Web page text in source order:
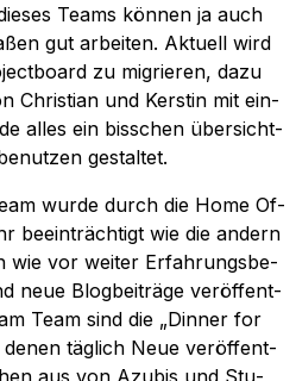
Teams kön­nen ja auch
gut ar­bei­ten. Ak­tu­ell wird
zu mi­grie­ren, dazu
Chris­ti­an und Kers­tin mit ein­
al­les ein biss­chen über­sicht­
gestaltet.
wur­de durch die Home Of­
be­ein­träch­tigt wie die an­dern
wie vor wei­ter Er­fah­rungs­be­
neue Blog­bei­trä­ge ver­öf­fent­
Team sind die „Din­ner for
de­nen täg­lich Neue ver­öf­fent­
aus von Azu­bis und Stu­